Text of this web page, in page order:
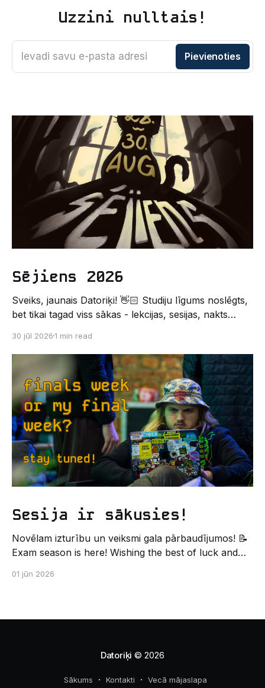
Uzzini nulltais!
Ievadi savu e-pasta adresi Pievienoties
Sējiens 2026
Sveiks, jaunais Datoriķi! 👋🏻 Studiju līgums noslēgts,
bet tikai tagad viss sākas - lekcijas, sesijas, nakts
Un kas gan būtu labāks veids, kā iepazīt savu jauno
dzīvi LU EZTF datoriķu vidē, par došanos uz
leģendāro “Sējienu”? 🐱 Šī pirmsaristoteļa nometne
palīdzēs tev iegūt pirmos draugus, ieskatu studenta
30 jūl 20261 min read
Sesija ir sākusies!
Novēlam izturību un veiksmi gala pārbaudījumos! 📝
Exam season is here! Wishing the best of luck and
pašpārvaldes komunikācijas virziens
01 jūn 2026
Datoriķi © 2026
Sākums Kontakti Vecā mājaslapa